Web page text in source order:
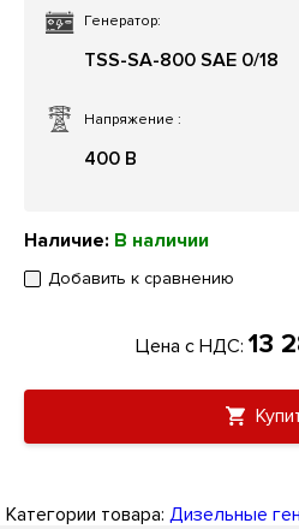
Напряжение :
400 В
Генератор:
TSS-SA-800 SAE 0/18
Наличие: В наличии
Добавить к сравнению
Цена с НДС: 13
Категории товара: Дизельные